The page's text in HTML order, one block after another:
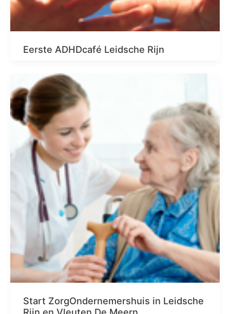
Eerste ADHDcafé Leidsche Rijn
Start ZorgOndernemershuis in Leidsche